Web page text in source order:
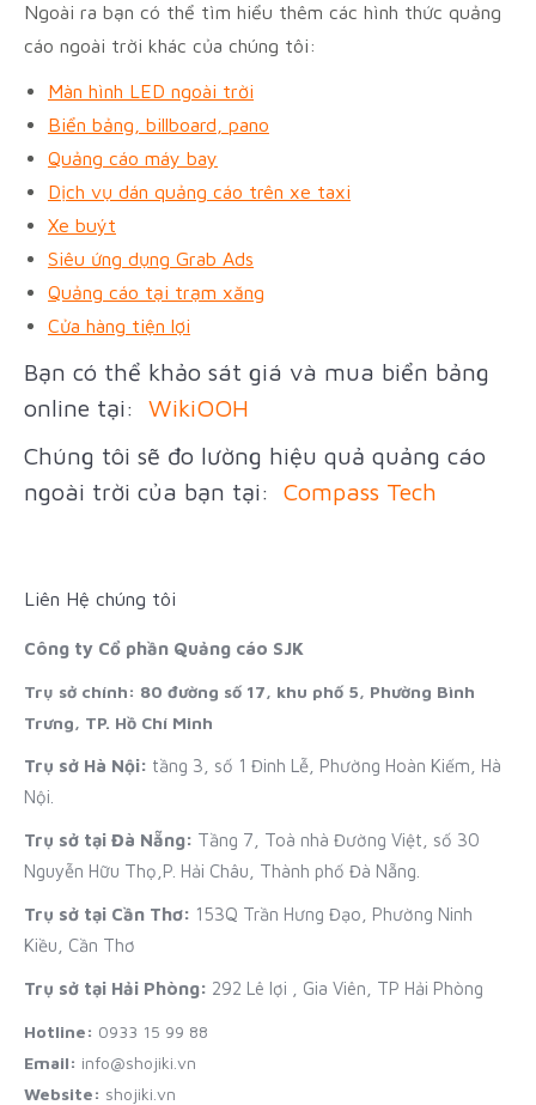
Ngoài ra bạn có thể tìm hiểu thêm các hình thức quảng
cáo ngoài trời khác của chúng tôi:
Màn hình LED ngoài trời
Biển bảng, billboard, pano
Quảng cáo máy bay
Dịch vụ dán quảng cáo trên xe taxi
Xe buýt
Siêu ứng dụng Grab Ads
Quảng cáo tại trạm xăng
Cửa hàng tiện lợi
Bạn có thể khảo sát giá và mua biển bảng
online tại: WikiOOH
Chúng tôi sẽ đo lường hiệu quả quảng cáo
ngoài trời của bạn tại:
Compass Tech
Liên Hệ chúng tôi
Công ty Cổ phần Quảng cáo SJK
Trụ sở chính: 80 đường số 17, khu phố 5, Phường Bình
Trưng, TP. Hồ Chí Minh
Trụ sở Hà Nội: tầng 3, số 1 Đinh Lễ, Phường Hoàn Kiếm, Hà
Nội.
Trụ sở tại Đà Nẵng: Tầng 7, Toà nhà Đường Việt, số 30
Nguyễn Hữu Thọ,P. Hải Châu, Thành phố Đà Nẵng.
Trụ sở tại Cần Thơ: 153Q Trần Hưng Đạo, Phường Ninh
Kiều, Cần Thơ
Trụ sở tại Hải Phòng: 292 Lê lợi , Gia Viên, TP Hải Phòng
Hotline: 0933 15 99 88
Email: info@shojiki.vn
Website: shojiki.vn